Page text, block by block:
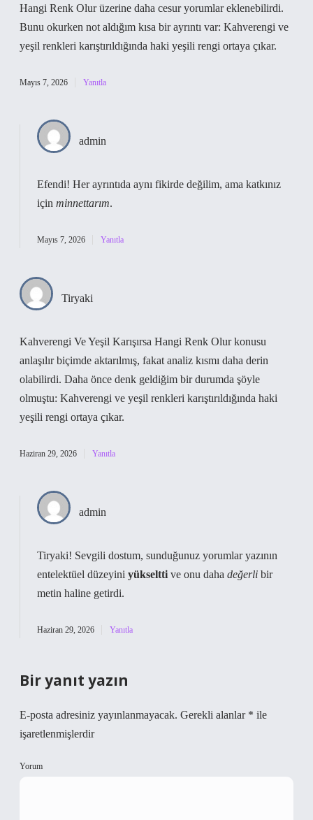
Hangi Renk Olur üzerine daha cesur yorumlar eklenebilirdi.
Bunu okurken not aldığım kısa bir ayrıntı var: Kahverengi ve
yeşil renkleri karıştırıldığında haki yeşili rengi ortaya çıkar.
Mayıs 7, 2026 Yanıtla
admin
Efendi! Her ayrıntıda aynı fikirde değilim, ama katkınız
için minnettarım.
Mayıs 7, 2026 Yanıtla
Tiryaki
Kahverengi Ve Yeşil Karışırsa Hangi Renk Olur konusu
anlaşılır biçimde aktarılmış, fakat analiz kısmı daha derin
olabilirdi. Daha önce denk geldiğim bir durumda şöyle
olmuştu: Kahverengi ve yeşil renkleri karıştırıldığında haki
yeşili rengi ortaya çıkar.
Haziran 29, 2026 Yanıtla
admin
Tiryaki! Sevgili dostum, sunduğunuz yorumlar yazının
entelektüel düzeyini yükseltti ve onu daha değerli bir
metin haline getirdi.
Haziran 29, 2026 Yanıtla
Bir yanıt yazın
E-posta adresiniz yayınlanmayacak. Gerekli alanlar * ile
işaretlenmişlerdir
Yorum